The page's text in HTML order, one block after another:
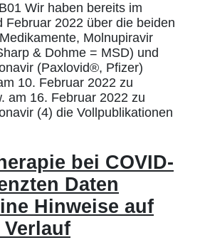
Wir haben bereits im
Februar 2022 über die beiden
Molnupiravir
& Dohme = MSD) und
(Paxlovid®, Pfizer)
10. Februar 2022 zu
am 16. Februar 2022 zu
(4) die Vollpublikationen
bei COVID-
Daten
Hinweise auf